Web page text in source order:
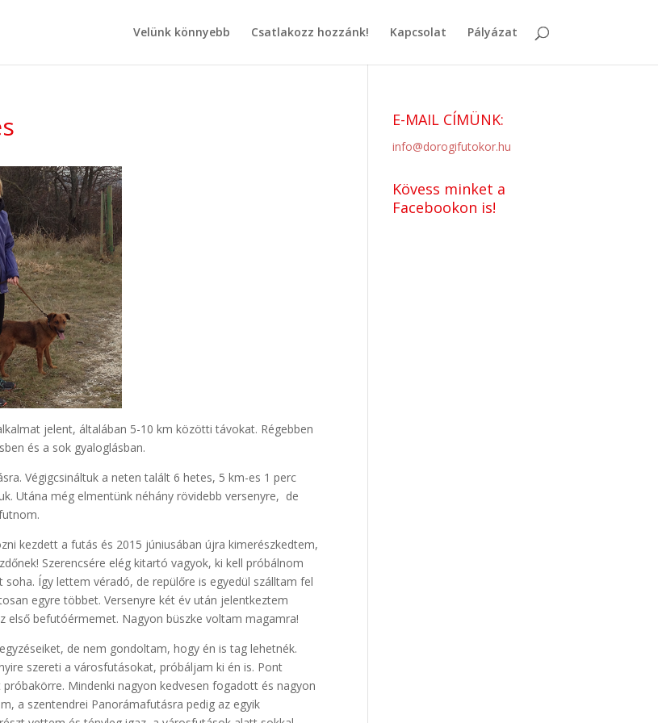
Velünk könnyebb Csatlakozz hozzánk! Kapcsolat Pályázat
jelent, általában 5-10 km közötti távokat. Régebben
és a sok gyaloglásban.
Végigcsináltuk a neten talált 6 hetes, 5 km-es 1 perc
Utána még elmentünk néhány rövidebb versenyre, de
kezdett a futás és 2015 júniusában újra kimerészkedtem,
Szerencsére elég kitartó vagyok, ki kell próbálnom
Így lettem véradó, de repülőre is egyedül szálltam fel
egyre többet. Versenyre két év után jelentkeztem
első befutóérmemet. Nagyon büszke voltam magamra!
de nem gondoltam, hogy én is tag lehetnék.
szereti a városfutásokat, próbáljam ki én is. Pont
Mindenki nagyon kedvesen fogadott és nagyon
a szentendrei Panorámafutásra pedig az egyik
E-MAIL CÍMÜNK:
info@dorogifutokor.hu
Kövess minket a
Facebookon is!